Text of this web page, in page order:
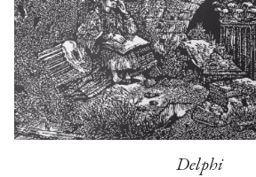
Delphi